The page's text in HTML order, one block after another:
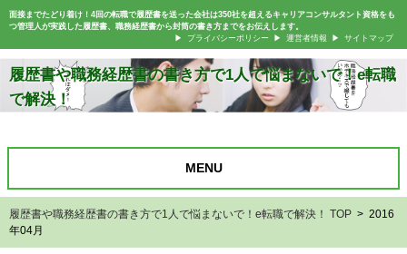
面接までたどり着け！4回の転職で履歴書を送った会社は350社を超えるキャリアコンサルタント資格をも
つ管理人が実践した履歴書、職務経歴書から封筒の書き方までをお伝えします。
プライバシーポリシー
運営者情報 サイトマップ
履歴書や職務経歴書の書き方で1人で悩まないで！e転職
で解決！
MENU
履歴書や職務経歴書の書き方で1人で悩まないで！e転職で解決！ TOP > 2016
年04月